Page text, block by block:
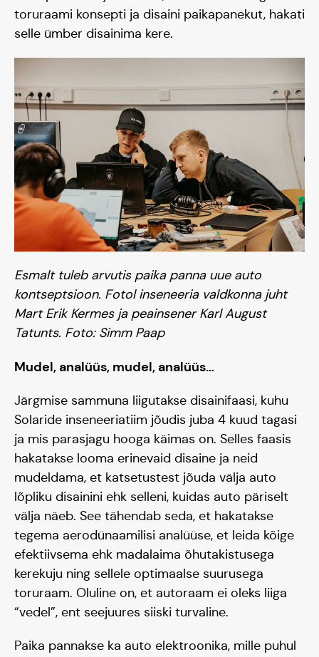
Tiim
Liitu
toruraami konsepti ja disaini paikapanekut, hakati
selle ümber disainima kere.
Esmalt tuleb arvutis paika panna uue auto
kontseptsioon. Fotol inseneeria valdkonna juht
Mart Erik Kermes ja peainsener Karl August
Tatunts. Foto: Simm Paap
Mudel, analüüs, mudel, analüüs…
Järgmise sammuna liigutakse disainifaasi, kuhu
Solaride inseneeriatiim jõudis juba 4 kuud tagasi
ja mis parasjagu hooga käimas on. Selles faasis
hakatakse looma erinevaid disaine ja neid
mudeldama, et katsetustest jõuda välja auto
lõpliku disainini ehk selleni, kuidas auto päriselt
välja näeb. See tähendab seda, et hakatakse
tegema aerodünaamilisi analüüse, et leida kõige
efektiivsema ehk madalaima õhutakistusega
kerekuju ning sellele optimaalse suurusega
toruraam. Oluline on, et autoraam ei oleks liiga
“vedel”, ent seejuures siiski turvaline.
Paika pannakse ka auto elektroonika, mille puhul